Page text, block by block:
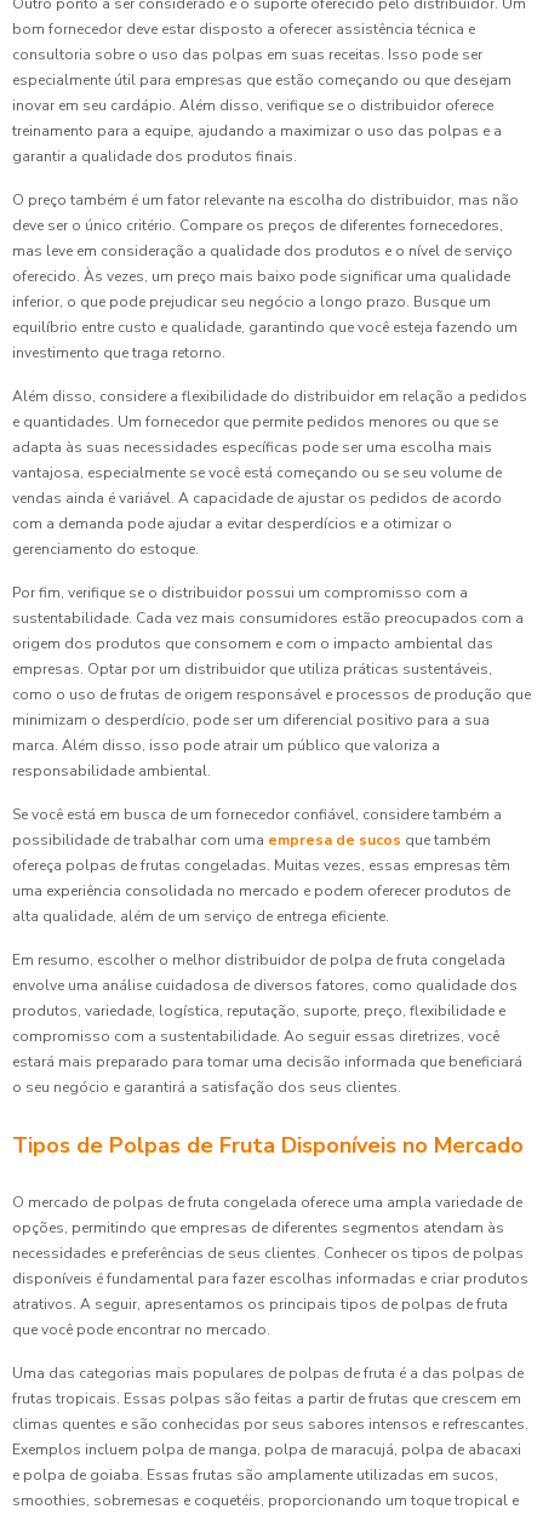
Outro ponto a ser considerado é o suporte oferecido pelo distribuidor. Um
bom fornecedor deve estar disposto a oferecer assistência técnica e
consultoria sobre o uso das polpas em suas receitas. Isso pode ser
especialmente útil para empresas que estão começando ou que desejam
inovar em seu cardápio. Além disso, verifique se o distribuidor oferece
treinamento para a equipe, ajudando a maximizar o uso das polpas e a
garantir a qualidade dos produtos finais.
O preço também é um fator relevante na escolha do distribuidor, mas não
deve ser o único critério. Compare os preços de diferentes fornecedores,
mas leve em consideração a qualidade dos produtos e o nível de serviço
oferecido. Às vezes, um preço mais baixo pode significar uma qualidade
inferior, o que pode prejudicar seu negócio a longo prazo. Busque um
equilíbrio entre custo e qualidade, garantindo que você esteja fazendo um
investimento que traga retorno.
Além disso, considere a flexibilidade do distribuidor em relação a pedidos
e quantidades. Um fornecedor que permite pedidos menores ou que se
adapta às suas necessidades específicas pode ser uma escolha mais
vantajosa, especialmente se você está começando ou se seu volume de
vendas ainda é variável. A capacidade de ajustar os pedidos de acordo
com a demanda pode ajudar a evitar desperdícios e a otimizar o
gerenciamento do estoque.
Por fim, verifique se o distribuidor possui um compromisso com a
sustentabilidade. Cada vez mais consumidores estão preocupados com a
origem dos produtos que consomem e com o impacto ambiental das
empresas. Optar por um distribuidor que utiliza práticas sustentáveis,
como o uso de frutas de origem responsável e processos de produção que
minimizam o desperdício, pode ser um diferencial positivo para a sua
marca. Além disso, isso pode atrair um público que valoriza a
responsabilidade ambiental.
Se você está em busca de um fornecedor confiável, considere também a
possibilidade de trabalhar com uma empresa de sucos que também
ofereça polpas de frutas congeladas. Muitas vezes, essas empresas têm
uma experiência consolidada no mercado e podem oferecer produtos de
alta qualidade, além de um serviço de entrega eficiente.
Em resumo, escolher o melhor distribuidor de polpa de fruta congelada
envolve uma análise cuidadosa de diversos fatores, como qualidade dos
produtos, variedade, logística, reputação, suporte, preço, flexibilidade e
compromisso com a sustentabilidade. Ao seguir essas diretrizes, você
estará mais preparado para tomar uma decisão informada que beneficiará
o seu negócio e garantirá a satisfação dos seus clientes.
Tipos de Polpas de Fruta Disponíveis no Mercado
O mercado de polpas de fruta congelada oferece uma ampla variedade de
opções, permitindo que empresas de diferentes segmentos atendam às
necessidades e preferências de seus clientes. Conhecer os tipos de polpas
disponíveis é fundamental para fazer escolhas informadas e criar produtos
atrativos. A seguir, apresentamos os principais tipos de polpas de fruta
que você pode encontrar no mercado.
Uma das categorias mais populares de polpas de fruta é a das polpas de
frutas tropicais. Essas polpas são feitas a partir de frutas que crescem em
climas quentes e são conhecidas por seus sabores intensos e refrescantes.
Exemplos incluem polpa de manga, polpa de maracujá, polpa de abacaxi
e polpa de goiaba. Essas frutas são amplamente utilizadas em sucos,
smoothies, sobremesas e coquetéis, proporcionando um toque tropical e